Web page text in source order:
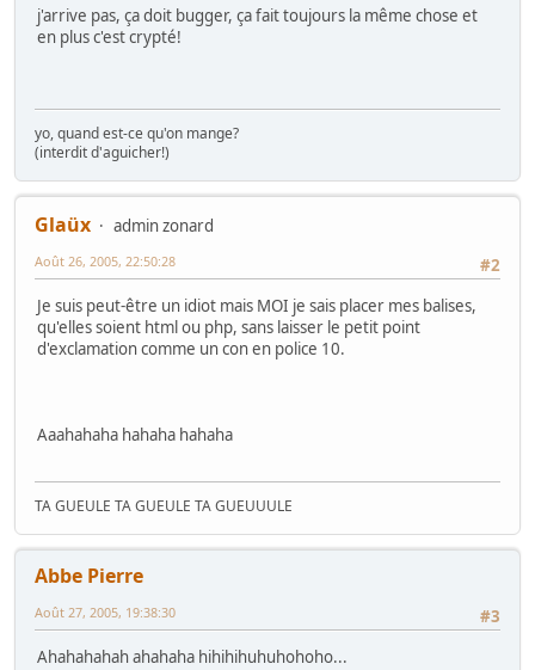
j'arrive pas, ça doit bugger, ça fait toujours la même chose et
en plus c'est crypté!
yo, quand est-ce qu'on mange?
(interdit d'aguicher!)
Glaüx
admin zonard
#2
Août 26, 2005, 22:50:28
Je suis peut-être un idiot mais MOI je sais placer mes balises,
qu'elles soient html ou php, sans laisser le petit point
d'exclamation comme un con en police 10.
Aaahahaha hahaha hahaha
TA GUEULE TA GUEULE TA GUEUUULE
Abbe Pierre
#3
Août 27, 2005, 19:38:30
Ahahahahah ahahaha hihihihuhuhohoho...